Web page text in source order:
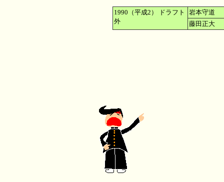
1990（平成2） ドラフト
外
岩本守道
藤田正大